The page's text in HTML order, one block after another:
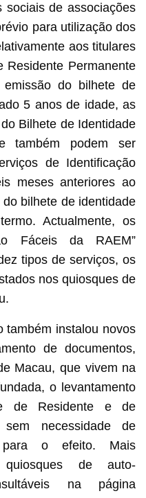
de associações
para utilização dos
aos titulares
Residente Permanente
do bilhete de
5 anos de idade, as
Bilhete de Identidade
também podem ser
de Identificação
meses anteriores ao
bilhete de identidade
Actualmente, os
Fáceis da RAEM”
tipos de serviços, os
nos quiosques de
também instalou novos
de documentos,
Macau, que vivem na
o levantamento
de Residente e de
necessidade de
para o efeito. Mais
de auto-
na página